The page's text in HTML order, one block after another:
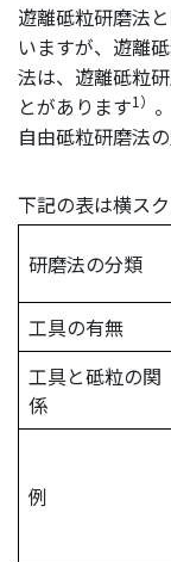
遊離砥粒研磨法
いますが、遊離
法は、遊離砥粒
とがあります1） 。
自由砥粒研磨法
下記の表は横ス
研磨法の分類
工具の有無
工具と砥粒の関
係
例